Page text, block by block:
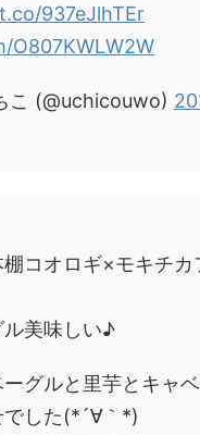
937eJlhTEr
O807KWLW2W
こ (@uchicouwo)
コオロギ×モキチカ
美味しい♪
グルと里芋とキャ
でした(*´∀｀*)